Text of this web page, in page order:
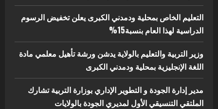
التعليم الخاص بمحلية ودمدني الكبرى يعلن تخفيض الرسوم
الدراسية لهذا العام بنسبة15%
وزير التربية والتعليم بالولاية يدشن ورشة تأهيل معلمي مادة
اللغة الإنجليزية بمحلية ودمدني الكبرى
مدير إدارة الجودة و التطوير الإداري بوزارة التربية تشارك
الملتقي التنسيقي الأول لمديري الجودة بالولايات